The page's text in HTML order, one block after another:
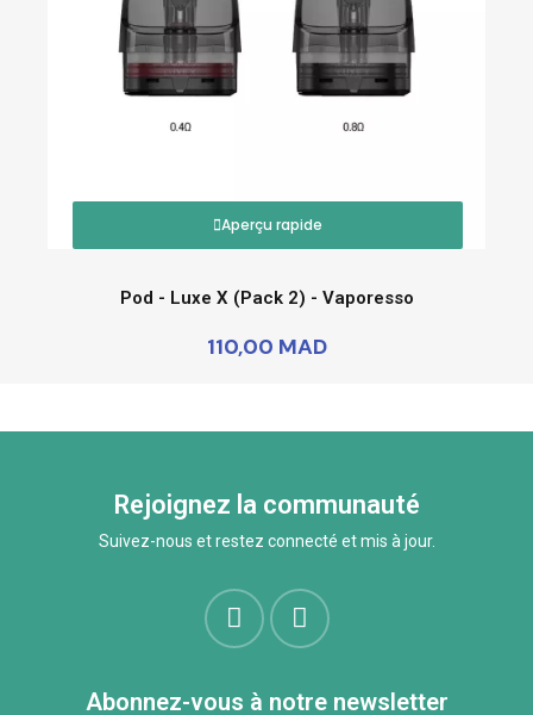
Aperçu rapide
Pod - Luxe X (Pack 2) - Vaporesso
110,00 MAD
Rejoignez la communauté
Suivez-nous et restez connecté et mis à jour.
Abonnez-vous à notre newsletter